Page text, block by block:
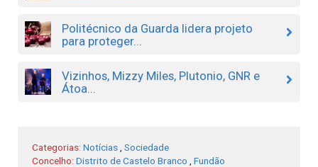
Politécnico da Guarda lidera projeto
para proteger...
Vizinhos, Mizzy Miles, Plutonio, GNR e
Átoa...
Categorias: Notícias Sociedade
Concelho: Distrito de Castelo Branco
Fundão